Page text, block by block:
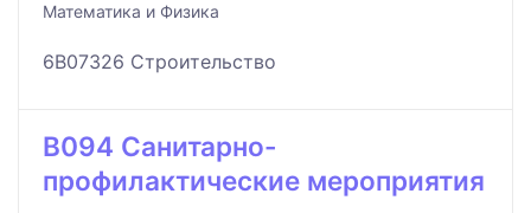
Математика и Физика
6B07326 Строительство
B094 Санитарно-
профилактические мероприятия